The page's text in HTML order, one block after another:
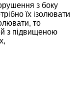
з боку
їх ізолювати
то
з підвищеною